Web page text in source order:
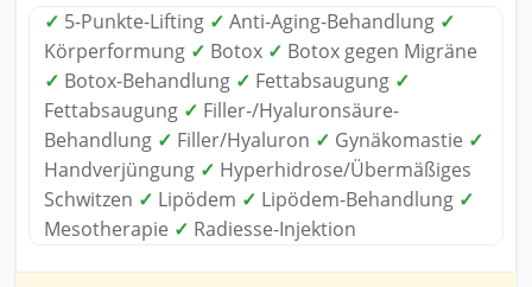
✓ 5-Punkte-Lifting ✓ Anti-Aging-Behandlung ✓
Körperformung ✓ Botox ✓ Botox gegen Migräne
✓ Botox-Behandlung ✓ Fettabsaugung ✓
Fettabsaugung ✓ Filler-/Hyaluronsäure-
Behandlung ✓ Filler/Hyaluron ✓ Gynäkomastie ✓
Handverjüngung ✓ Hyperhidrose/Übermäßiges
Schwitzen ✓ Lipödem ✓ Lipödem-Behandlung ✓
Mesotherapie ✓ Radiesse-Injektion